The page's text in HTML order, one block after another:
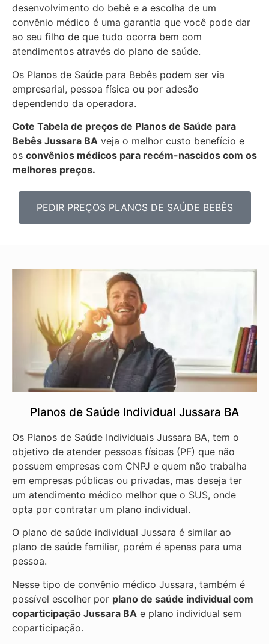
desenvolvimento do bebê e a escolha de um
convênio médico é uma garantia que você pode dar
ao seu filho de que tudo ocorra bem com
atendimentos através do plano de saúde.
Os Planos de Saúde para Bebês podem ser via
empresarial, pessoa física ou por adesão
dependendo da operadora.
Cote Tabela de preços de Planos de Saúde para
Bebês Jussara BA veja o melhor custo benefício e
os convênios médicos para recém-nascidos com os
melhores preços.
PEDIR PREÇOS PLANOS DE SAÚDE BEBÊS
Planos de Saúde Individual Jussara BA
Os Planos de Saúde Individuais Jussara BA, tem o
objetivo de atender pessoas físicas (PF) que não
possuem empresas com CNPJ e quem não trabalha
em empresas públicas ou privadas, mas deseja ter
um atendimento médico melhor que o SUS, onde
opta por contratar um plano individual.
O plano de saúde individual Jussara é similar ao
plano de saúde familiar, porém é apenas para uma
pessoa.
Nesse tipo de convênio médico Jussara, também é
possível escolher por plano de saúde individual com
coparticipação Jussara BA e plano individual sem
coparticipação.